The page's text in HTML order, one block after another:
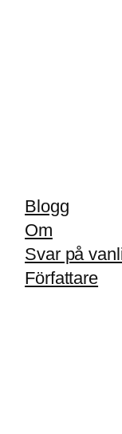
Blogg
Om
Svar på
Författare